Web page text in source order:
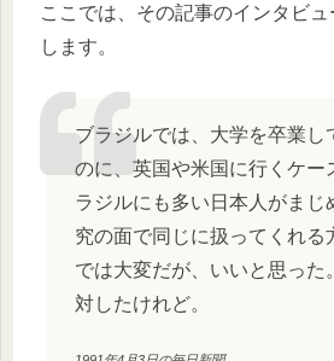
ここでは、その記事のインタビ
します。
ブラジルでは、大学を卒業し
のに、英国や米国に行くケー
ラジルにも多い日本人がまじ
究の面で同じに扱ってくれる
では大変だが、いいと思った
対したけれど。